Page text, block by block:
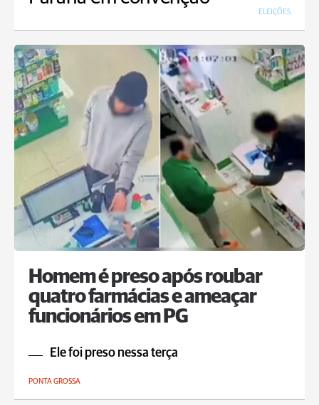
ELEIÇÕES
Homem é preso após roubar
quatro farmácias e ameaçar
funcionários em PG
Ele foi preso nessa terça
PONTA GROSSA